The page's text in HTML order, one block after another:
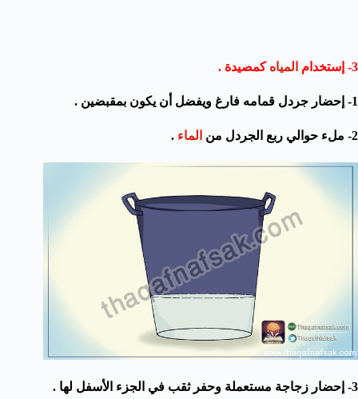
3- إستخدام المياه كمصيدة .
1- إحضار جردل قمامه فارغ ويفضل أن يكون بمقبضين .
2- ملء حوالي ربع الجردل من الماء .
3- إحضار زجاجة مستعملة وحفر ثقب في الجزء الأسفل لها .